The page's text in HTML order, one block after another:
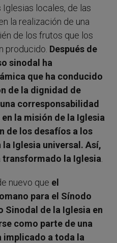
locales, de las
la realización de una
de los frutos que los
producido. Después de
sinodal ha
que ha conducido
de la dignidad de
corresponsabilidad
la misión de la Iglesia
de los desafíos a los
Iglesia universal. Así,
transformado la Iglesia
nuevo que el
para el Sínodo
Sinodal de la Iglesia en
como parte de una
implicado a toda la